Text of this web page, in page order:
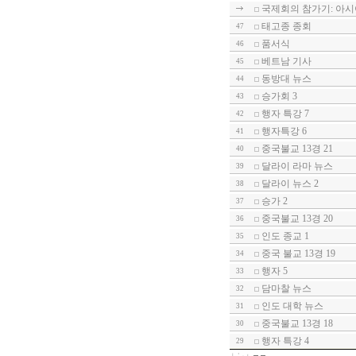
국제회의 참가기: 아
47 태고종 종회
46 품서식
45 베트남 기사
44 동방대 뉴스
43 승가회 3
42 행자 특강 7
41 행자특강 6
40 중국불교 13경 21
39 달라이 라마 뉴스
38 달라이 뉴스 2
37 승가 2
36 중국불교 13경 20
35 인도 종교 1
34 중국 불교 13경 19
33 행자 5
32 담마찰 뉴스
31 인도 대학 뉴스
30 중국불교 13경 18
29 행자 특강 4